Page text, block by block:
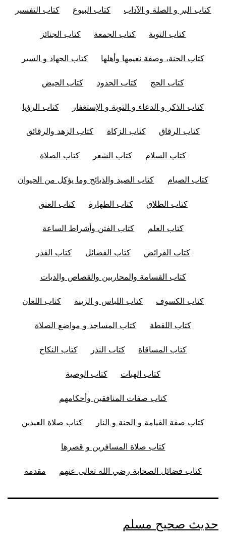
كتاب البر و الصلة و الآداب كتاب البيوع كتاب التفسير
كتاب التوبة كتاب الجمعة كتاب الجنائز
كتاب الجنة، وصفة نعيمها وأهلها كتاب الجهاد و السير
كتاب الحج كتاب الحدود كتاب الحيض
كتاب الذكر و الدعاء و التوبة و الإستغفار كتاب الرؤيا
كتاب الرقاق كتاب الزكاة كتاب الزهد والرقائق
كتاب السلام كتاب الشعر كتاب الصلاة
كتاب الصيام كتاب الصيد والذبائح وما يؤكل من الحيوان
كتاب الطلاق كتاب الطهارة كتاب العتق
كتاب العلم كتاب الفتن وأشراط الساعة
كتاب الفرائض كتاب الفضائل كتاب القدر
كتاب القسامة والمحاربين والقصاص والديات
كتاب الكسوف كتاب اللباس و الزينة كتاب اللعان
كتاب اللقطة كتاب المساجد و مواضع الصلاة
كتاب المساقاة كتاب النذر كتاب النكاح
كتاب الهبات كتاب الوصية
كتاب صفات المنافقين وأحكامهم
كتاب صفة القيامة و الجنة و النار كتاب صلاة العيدين
كتاب صلاة المسافرين و قصرها
كتاب فضائل الصحابة رضي الله تعالى عنهم مقدمه
حديث صحيح مسلم